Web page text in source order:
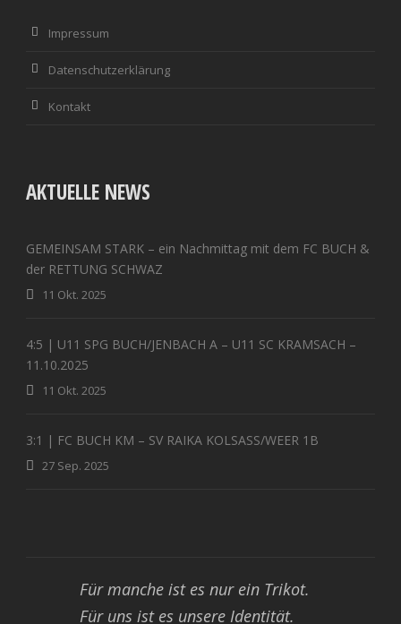
Impressum
Datenschutzerklärung
Kontakt
AKTUELLE NEWS
GEMEINSAM STARK – ein Nachmittag mit dem FC BUCH &
der RETTUNG SCHWAZ
11 Okt. 2025
4:5 | U11 SPG BUCH/JENBACH A – U11 SC KRAMSACH –
11.10.2025
11 Okt. 2025
3:1 | FC BUCH KM – SV RAIKA KOLSASS/WEER 1B
27 Sep. 2025
Für manche ist es nur ein Trikot.
Für uns ist es unsere Identität.